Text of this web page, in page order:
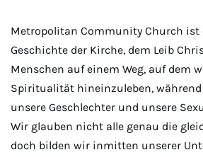
Metropolitan Community Church ist
Geschichte der Kirche, dem Leib
Menschen auf einem Weg, auf dem
Spiritualität hineinzuleben, während
unsere Geschlechter und unsere
Wir glauben nicht alle genau die
doch bilden wir inmitten unserer